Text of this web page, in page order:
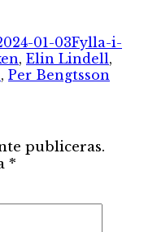
01-03Fylla-i-
, Elin Lindell,
, Per Bengtsson
publiceras.
*